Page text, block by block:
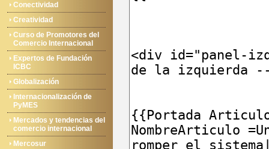
Conectividad
Creatividad
Curso de Promotores del
Comercio Internacional
Expertos de Fundación
ICBC
Globalización
Internacionalización de
PyMES
Mercados y tendencias del
comercio internacional
Mercosur